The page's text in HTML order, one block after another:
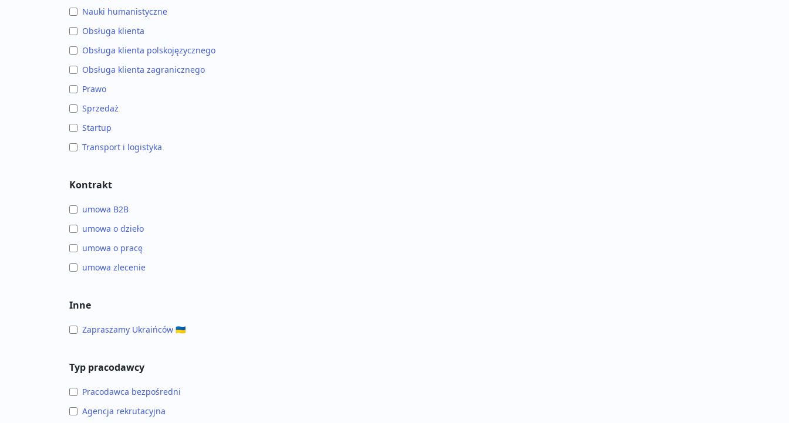
Nauki humanistyczne
Obsługa klienta
Obsługa klienta polskojęzycznego
Obsługa klienta zagranicznego
Prawo
Sprzedaż
Startup
Transport i logistyka
Kontrakt
umowa B2B
umowa o dzieło
umowa o pracę
umowa zlecenie
Inne
Zapraszamy Ukraińców 🇺🇦
Typ pracodawcy
Pracodawca bezpośredni
Agencja rekrutacyjna